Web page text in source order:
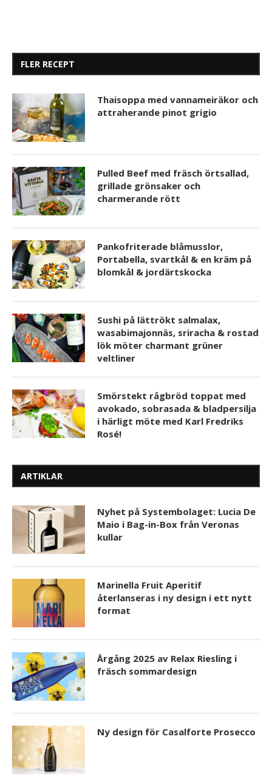
FLER RECEPT
Thaisoppa med vannameiräkor och
attraherande pinot grigio
Pulled Beef med fräsch örtsallad,
grillade grönsaker och
charmerande rött
Pankofriterade blåmusslor,
Portabella, svartkål & en kräm på
blomkål & jordärtskocka
Sushi på lättrökt salmalax,
wasabimajonnäs, sriracha & rostad
lök möter charmant grüner
veltliner
Smörstekt rågbröd toppat med
avokado, sobrasada & bladpersilja
i härligt möte med Karl Fredriks
Rosé!
ARTIKLAR
Nyhet på Systembolaget: Lucia De
Maio i Bag-in-Box från Veronas
kullar
Marinella Fruit Aperitif
återlanseras i ny design i ett nytt
format
Årgång 2025 av Relax Riesling i
fräsch sommardesign
Ny design för Casalforte Prosecco